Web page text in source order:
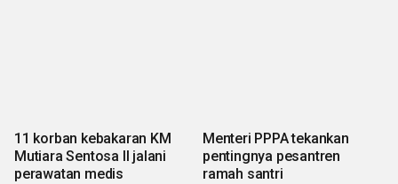
11 korban kebakaran KM
Mutiara Sentosa II jalani
perawatan medis
Menteri PPPA tekankan
pentingnya pesantren
ramah santri